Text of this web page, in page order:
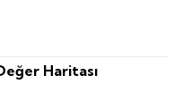
Haritası